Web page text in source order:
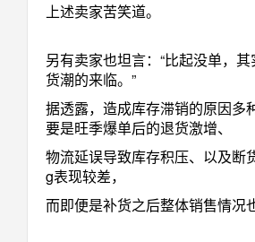
上述卖家苦笑道。
另有卖家也坦言：“比起没单，
货潮的来临。”
据透露，造成库存滞销的原因多
要是旺季爆单后的退货激增、
物流延误导致库存积压、以及断
g表现较差，
而即便是补货之后整体销售情况